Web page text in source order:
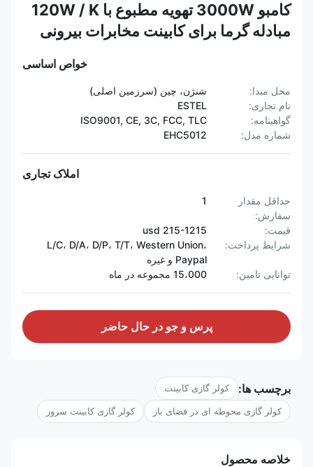
کامبو 3000W تهویه مطبوع با 120W / K
مبادله گرما برای کابینت مخابرات بیرونی
خواص اساسی
محل مبدا:
شنژن، چین (سرزمین اصلی)
نام تجاری:
ESTEL
گواهینامه:
ISO9001, CE, 3C, FCC, TLC
شماره مدل:
EHC5012
املاک تجاری
حداقل مقدار
سفارش:
1
قیمت:
215-1215 usd
شرایط پرداخت:
L/C، D/A، D/P، T/T، Western Union،
Paypal و غیره
توانایی تامین:
15،000 مجموعه در ماه
پرس و جو در حال حاضر
برچسب ها: کولر گازی کابینت
کولر گازی محوطه ای در فضای باز کولر گازی کابینت سرور
خلاصه محصول